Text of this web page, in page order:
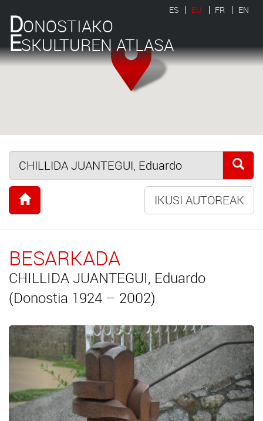
DONOSTIAKO
ESKULTUREN ATLASA
ES EU FR EN
IKUSI AUTOREAK
BESARKADA
CHILLIDA JUANTEGUI, Eduardo
(Donostia 1924 – 2002)